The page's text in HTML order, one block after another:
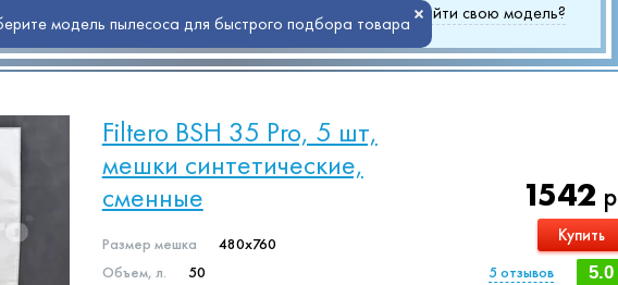
модель пылесоса для быстрого подбора товара
и модель моего пылесоса?
Не можете найти свою модель?
Filtero BSH 35 Pro, 5 шт,
мешки синтетические,
сменные
Размер мешка
480x760
Объем, л.
50
1542
Купить
5.0
5отзывов